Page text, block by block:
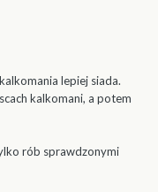
lepiej siada.
kalkomani, a potem
rób sprawdzonymi